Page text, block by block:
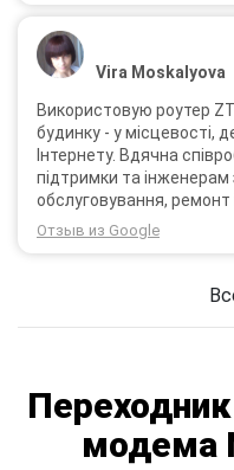
Vira Moskalyova
Використовую роутер
будинку - у місцевості,
Інтернету. Вдячна
підтримки та інженерам за
обслуговування,
Через 3 роки після
тоді рішення придбати
Отзыв из Google
модема